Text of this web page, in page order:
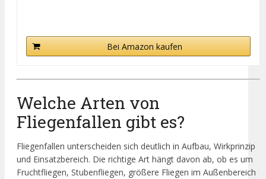
Bei Amazon kaufen
Welche Arten von
Fliegenfallen gibt es?
Fliegenfallen unterscheiden sich deutlich in Aufbau, Wirkprinzip
und Einsatzbereich. Die richtige Art hängt davon ab, ob es um
Fruchtfliegen, Stubenfliegen, größere Fliegen im Außenbereich